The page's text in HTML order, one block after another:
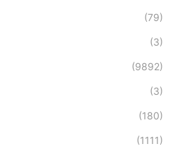
(79)
(3)
(9892)
(3)
(180)
(1111)